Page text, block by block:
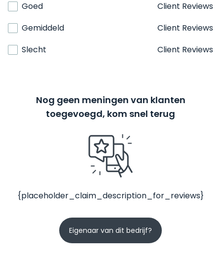
Goed
Client Reviews
Gemiddeld
Client Reviews
Slecht
Client Reviews
Nog geen meningen van klanten
toegevoegd, kom snel terug
{placeholder_claim_description_for_reviews}
Eigenaar van dit bedrijf?